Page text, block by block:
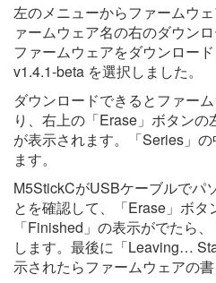
左のメニューからファームウ
ァームウェア名の右のダウン
ファームウェアをダウンロー
v1.4.1-beta を選択しました。
ダウンロードできるとファー
り、右上の「Erase」ボタンの
が表示されます。「Series」
ます。
M5StickCがUSBケーブルでパ
とを確認して、「Erase」ボタ
「Finished」の表示がでたら
します。最後に「Leaving…
示されたらファームウェアの書